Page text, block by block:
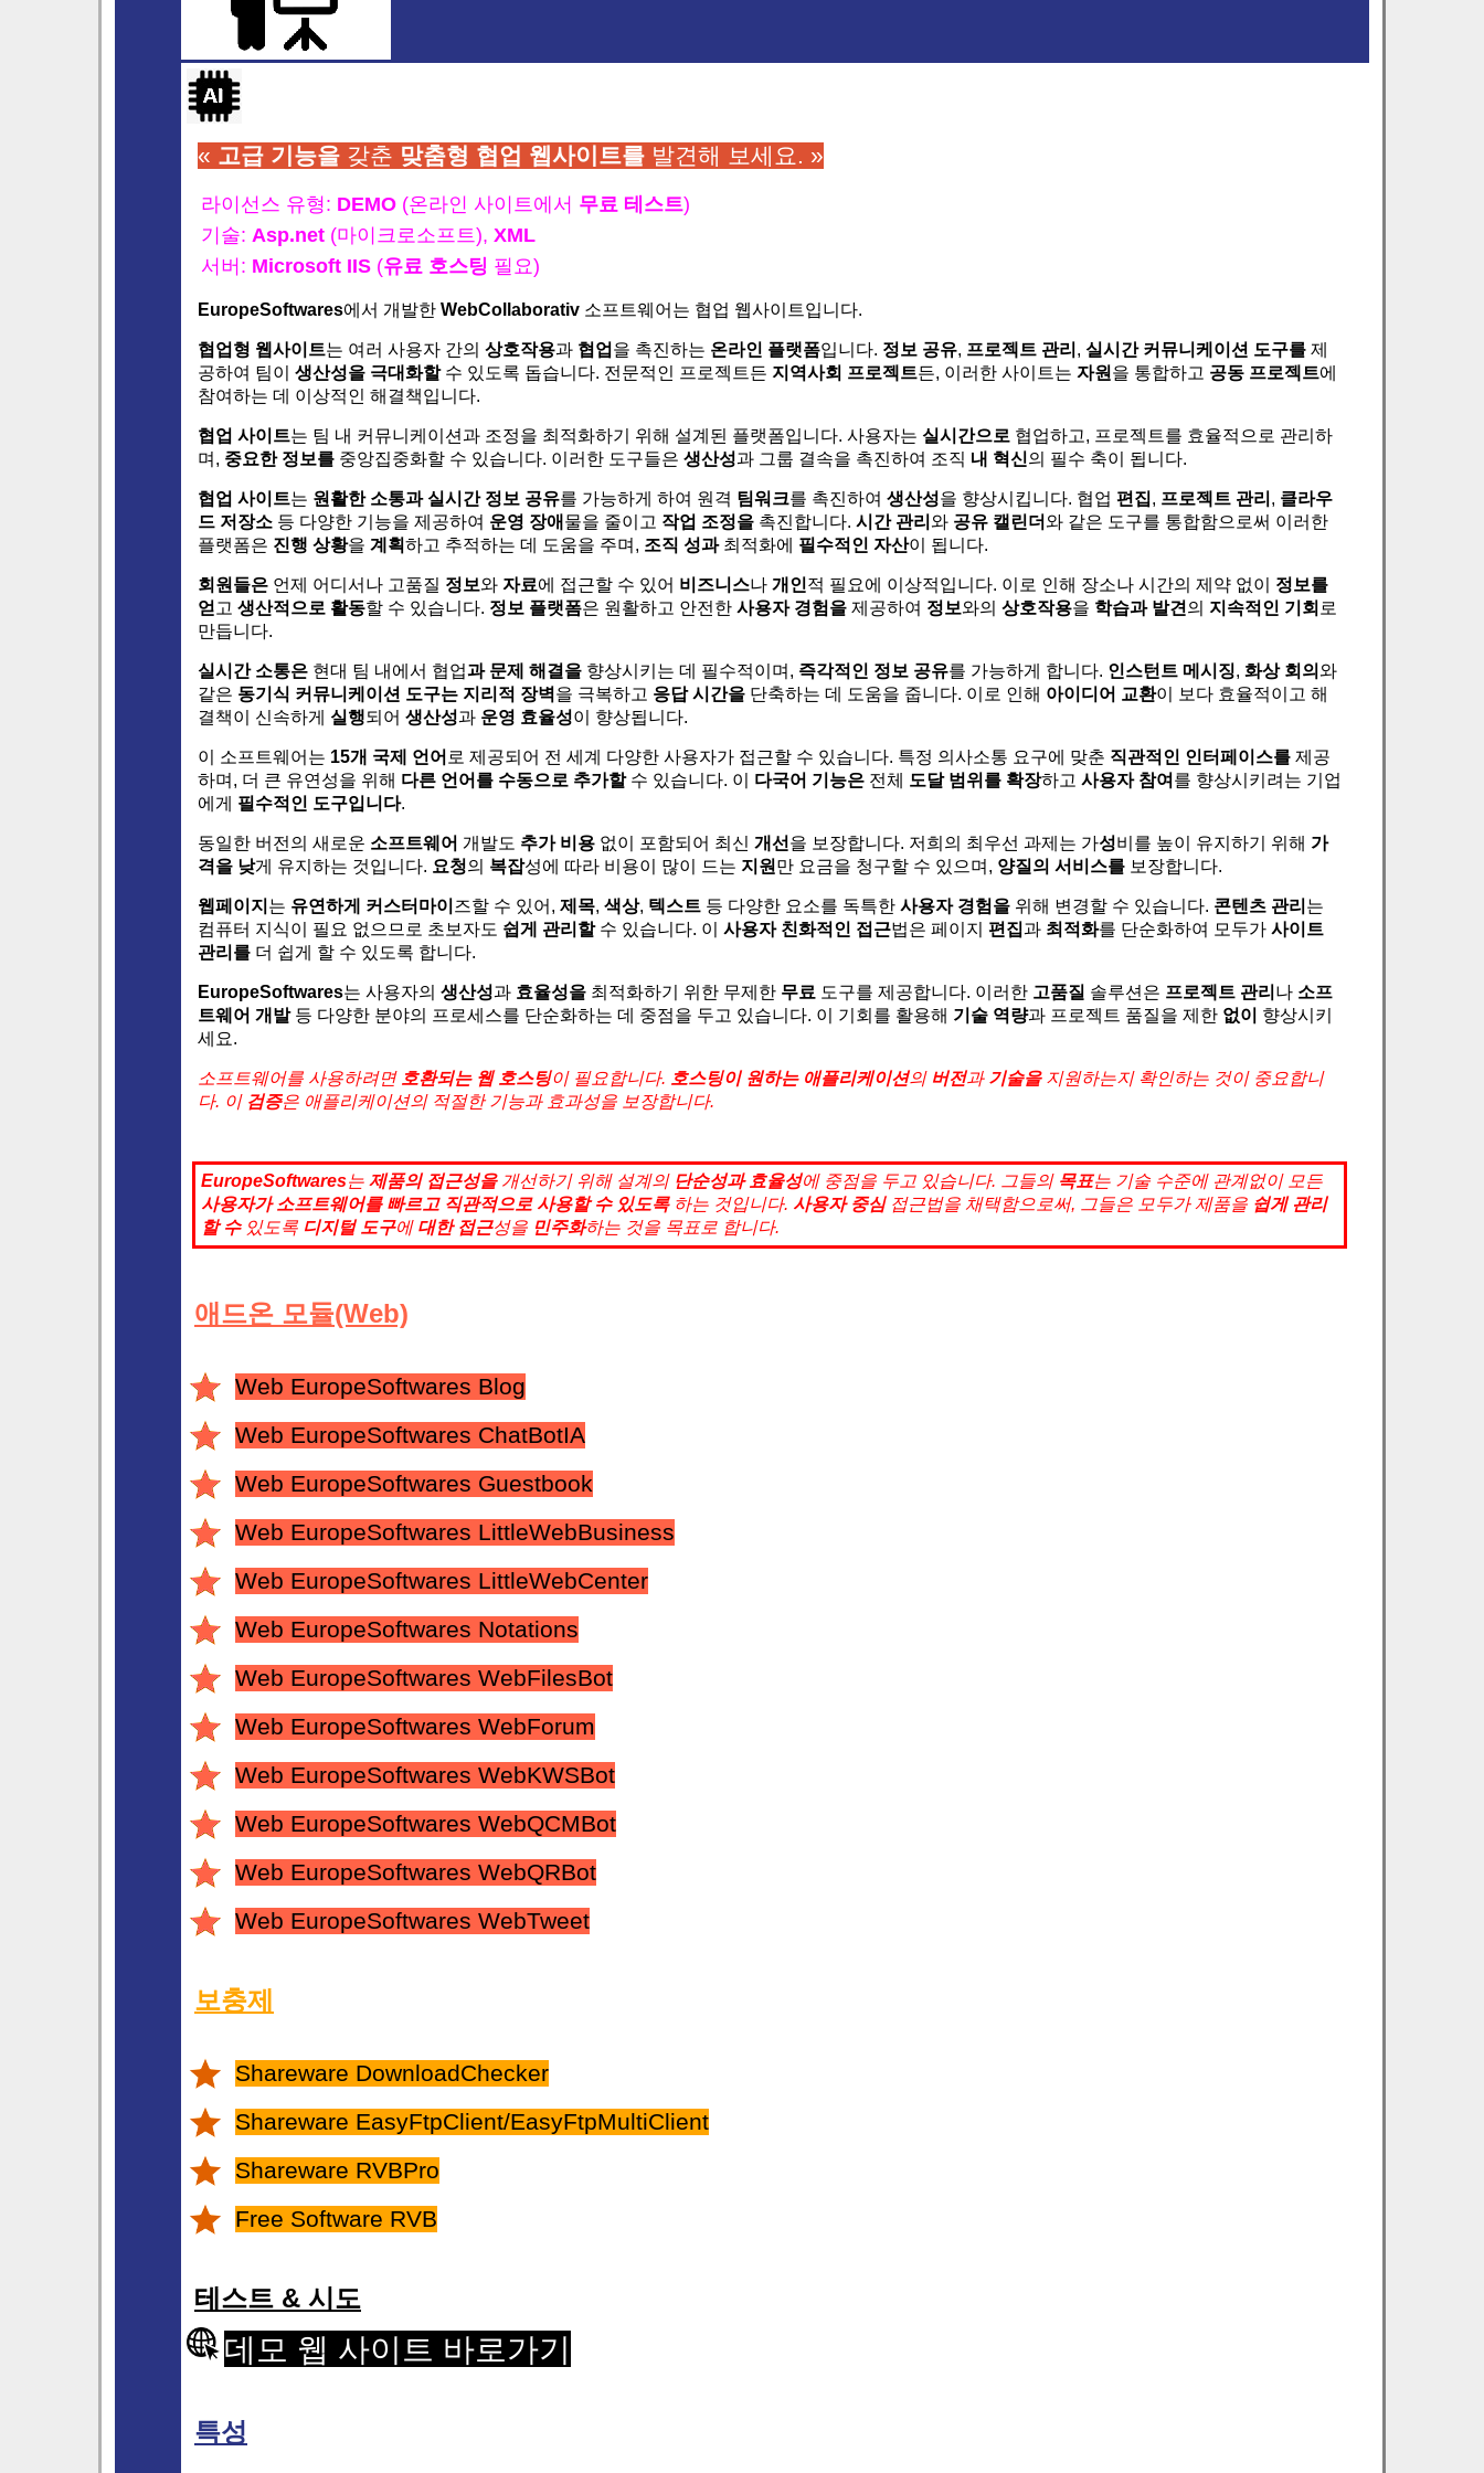
« 고급 기능을 갖춘 맞춤형 협업 웹사이트를 발견해 보세요. »
라이선스 유형: DEMO (온라인 사이트에서 무료 테스트)
기술: Asp.net (마이크로소프트), XML
서버: Microsoft IIS (유료 호스팅 필요)
EuropeSoftwares에서 개발한 WebCollaborativ 소프트웨어는 협업 웹사이트입니다.
협업형 웹사이트는 여러 사용자 간의 상호작용과 협업 을 촉진하는 온라인 플랫폼입니다. 정보 공유, 프로젝트 관리 , 실시간 커뮤니케이션 도구를 제
공하여 팀이 생산성을 극대화할수 있도록 돕습니다. 전문적인 프로젝트든 지역사회 프로젝트든, 이러한 사이트는 자원 을 통합하고 공동 프로젝트에
참여하는 데 이상적인 해결책입니다.
협업 사이트는 팀 내 커뮤니케이션과 조정을 최적화하기 위해 설계된 플랫폼입니다. 사용자는 실시간으로 협업하고, 프로젝트를 효율적으로 관리하
며, 중요한 정보를 중앙집중화할 수 있습니다. 이러한 도구들은 생산성과 그룹 결속을 촉진하여 조직 내 혁신의 필수 축이 됩니다.
협업 사이트는 원활한 소통과 실시간 정보 공유를 가능하게 하여 원격 팀워크를 촉진하여 생산성을 향상시킵니다. 협업 편집, 프로젝트 관리 , 클라우
드 저장소 등 다양한 기능을 제공하여 운영 장애 물을 줄이고 작업 조정을 촉진합니다. 시간 관리 와 공유 캘린더와 같은 도구를 통합함으로써 이러한
플랫폼은 진행 상황을 계획하고 추적하는 데 도움을 주며, 조직 성과최적화에 필수적인 자산이 됩니다.
회원들은 언제 어디서나 고품질 정보와 자료에 접근할 수 있어 비즈니스나 개인적 필요에 이상적입니다. 이로 인해 장소나 시간의 제약 없이 정보를
얻고 생산적으로 활동할 수 있습니다. 정보 플랫폼은 원활하고 안전한 사용자 경험을 제공하여 정보와의 상호작용을 학습과 발견 의 지속적인 기회 로
만듭니다.
실시간 소통은 현대 팀 내에서 협업과 문제 해결을 향상시키는 데 필수적이며, 즉각적인 정보 공유를 가능하게 합니다. 인스턴트 메시징, 화상 회의 와
같은 동기식 커뮤니케이션 도구는 지리적 장벽을 극복하고 응답 시간을 단축하는 데 도움을 줍니다. 이로 인해 아이디어 교환이 보다 효율적이고 해
결책이 신속하게 실행되어 생산성과 운영 효율성이 향상됩니다.
이 소프트웨어는 15개 국제 언어 로 제공되어 전 세계 다양한 사용자가 접근할 수 있습니다. 특정 의사소통 요구에 맞춘 직관적인 인터페이스를 제공
하며, 더 큰 유연성을 위해 다른 언어를 수동으로 추가할수 있습니다. 이 다국어 기능은 전체 도달 범위를 확장하고 사용자 참여 를 향상시키려는 기업
에게 필수적인 도구입니다.
동일한 버전의 새로운 소프트웨어 개발도 추가 비용 없이 포함되어 최신 개선 을 보장합니다. 저희의 최우선 과제는 가성비를 높이 유지하기 위해 가
격을 낮게 유지하는 것입니다. 요청의 복잡성에 따라 비용이 많이 드는 지원 만 요금을 청구할 수 있으며, 양질의 서비스를 보장합니다.
웹페이지 는 유연하게 커스터마이 즈할 수 있어, 제목, 색상, 텍스트 등 다양한 요소를 독특한 사용자 경험을 위해 변경할 수 있습니다. 콘텐츠 관리 는
컴퓨터 지식이 필요 없으므로 초보자도 쉽게 관리할수 있습니다. 이 사용자 친화적인 접근법은 페이지 편집과 최적화를 단순화하여 모두가 사이트
관리를 더 쉽게 할 수 있도록 합니다.
EuropeSoftwares는 사용자의 생산성과 효율성을 최적화하기 위한 무제한 무료 도구를 제공합니다. 이러한 고품질 솔루션은 프로젝트 관리 나 소프
트웨어 개발등 다양한 분야의 프로세스를 단순화하는 데 중점을 두고 있습니다. 이 기회를 활용해 기술 역량과 프로젝트 품질을 제한 없이
향상시키
세요.
소프트웨어를 사용하려면 호환되는 웹 호스팅이 필요합니다. 호스팅이 원하는 애플리케이션의 버전과 기술을지원하는지 확인하는 것이 중요합니
다. 이 검증은 애플리케이션의 적절한 기능과 효과성을 보장합니다.
EuropeSoftwares는 제품의 접근성을개선하기 위해 설계의 단순성과 효율성에 중점을 두고 있습니다. 그들의 목표는 기술 수준에 관계없이 모든
사용자가 소프트웨어를 빠르고 직관적으로 사용할 수 있도록하는 것입니다. 사용자 중심접근법을 채택함으로써, 그들은 모두가 제품을 쉽게 관리
할 수있도록 디지털 도구에 대한 접근성을 민주화하는 것을 목표로 합니다.
애드온 모듈(Web)
Web EuropeSoftwares Blog
Web EuropeSoftwares ChatBotIA
Web EuropeSoftwares Guestbook
Web EuropeSoftwares LittleWebBusiness
Web EuropeSoftwares LittleWebCenter
Web EuropeSoftwares Notations
Web EuropeSoftwares WebFilesBot
Web EuropeSoftwares WebForum
Web EuropeSoftwares WebKWSBot
Web EuropeSoftwares WebQCMBot
Web EuropeSoftwares WebQRBot
Web EuropeSoftwares WebTweet
보충제
Shareware DownloadChecker
Shareware EasyFtpClient/EasyFtpMultiClient
Shareware RVBPro
Free Software RVB
테스트 & 시도
데모 웹 사이트 바로가기
특성